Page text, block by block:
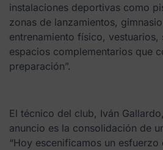
instalaciones deportivas como
zonas de lanzamientos,
entrenamiento físico,
espacios complementarios que
preparación”.
El técnico del club, Iván
anuncio es la consolidación de
“Hoy escenificamos un esfuerzo